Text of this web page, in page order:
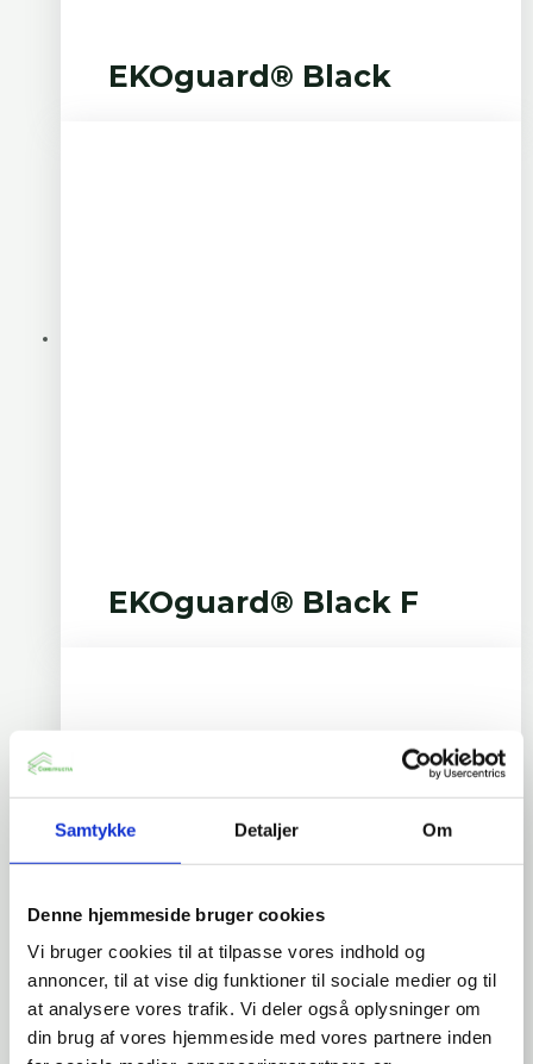
Samtykke Detaljer Om
Denne hjemmeside bruger cookies
Vi bruger cookies til at tilpasse vores indhold og
annoncer, til at vise dig funktioner til sociale medier og til
at analysere vores trafik. Vi deler også oplysninger om
din brug af vores hjemmeside med vores partnere inden
EKOguard® Black
EKOguard® Black F